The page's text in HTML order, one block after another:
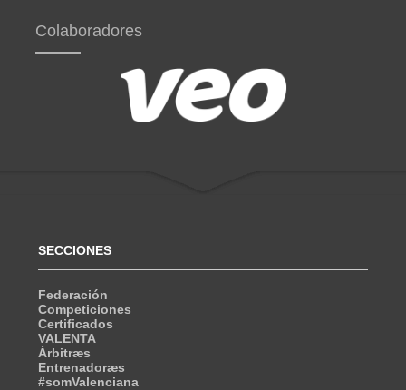
Colaboradores
SECCIONES
Federación
Competiciones
Certificados
VALENTA
Árbitræs
Entrenadoræs
#somValenciana